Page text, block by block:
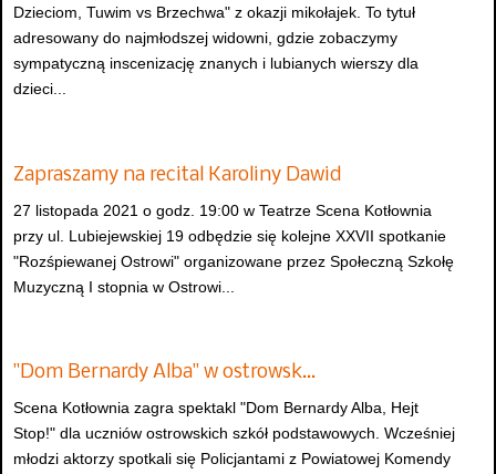
Dzieciom, Tuwim vs Brzechwa" z okazji mikołajek. To tytuł
adresowany do najmłodszej widowni, gdzie zobaczymy
sympatyczną inscenizację znanych i lubianych wierszy dla
dzieci...
Zapraszamy na recital Karoliny Dawid
27 listopada 2021 o godz. 19:00 w Teatrze Scena Kotłownia
przy ul. Lubiejewskiej 19 odbędzie się kolejne XXVII spotkanie
"Rozśpiewanej Ostrowi" organizowane przez Społeczną Szkołę
Muzyczną I stopnia w Ostrowi...
"Dom Bernardy Alba" w ostrowsk…
Scena Kotłownia zagra spektakl "Dom Bernardy Alba, Hejt
Stop!" dla uczniów ostrowskich szkół podstawowych. Wcześniej
młodzi aktorzy spotkali się Policjantami z Powiatowej Komendy